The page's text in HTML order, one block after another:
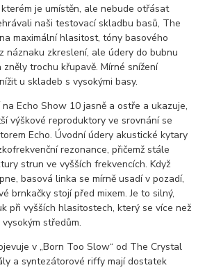
je umístěn, ale nebude otřásat
naši testovací skladbu basů, The
maximální hlasitost, tóny basového
náznaku zkreslení, ale údery do bubnu
trochu křupavě. Mírné snížení
u skladeb s vysokými basy.
na Echo Show 10 jasně a ostře a ukazuje,
výškové reproduktory ve srovnání se
Echo. Úvodní údery akustické kytary
rezonance, přičemž stále
strun ve vyšších frekvencích. Když
basová linka se mírně usadí v pozadí,
brnkačky stojí před mixem. Je to silný,
při vyšších hlasitostech, který se více než
středům.
v „Born Too Slow“ od The Crystal
a syntezátorové riffy mají dostatek